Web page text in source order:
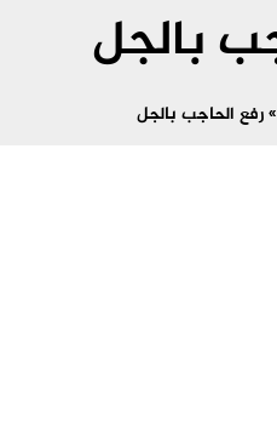
بالجل
»رفع الحاجب بالجل